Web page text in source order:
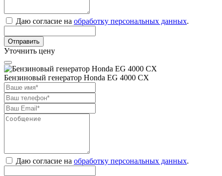
Даю согласие на обработку персональных данных.
Отправить
Уточнить цену
Бензиновый генератор Honda EG 4000 CX
Даю согласие на обработку персональных данных.